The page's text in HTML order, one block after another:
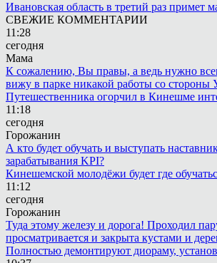
Ивановская область в третий раз примет
СВЕЖИЕ КОММЕНТАРИИ
11:28
сегодня
Мама
К сожалению, Вы правы, а ведь нужно
вижу в парке никакой работы со стороны
Путешественника огорчил в Кинешме
11:18
сегодня
Горожанин
А кто будет обучать и выступать
зарабатывания KPI?
Кинешемской молодёжи будет где
11:12
сегодня
Горожанин
Туда этому железу и дорога! Проходил
просматривается и закрыта кустами и
Полностью демонтируют диораму,